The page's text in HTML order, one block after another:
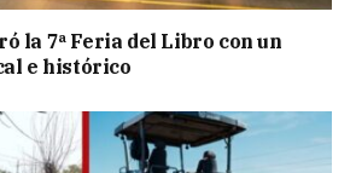
la 7ª Feria del Libro con un
e histórico